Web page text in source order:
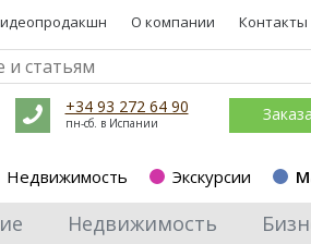
О компании Контакты
+34 93 272 64 90
пн-сб. в Испании
Недвижимость Экскурсии
Недвижимость